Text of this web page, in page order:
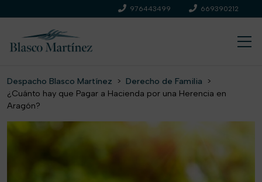
976443499 669390212
Despacho Blasco Martínez > Derecho de Familia
>
¿Cuánto hay que Pagar a Hacienda por una Herencia en
Aragón?